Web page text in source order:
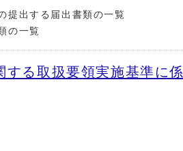
提出する届出書類の一覧
の一覧
る取扱要領実施基準に係